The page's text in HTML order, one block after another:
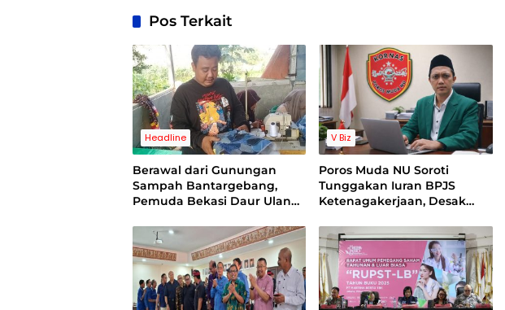
Pos Terkait
Headline
Berawal dari Gunungan
Sampah Bantargebang,
Pemuda Bekasi Daur Ulang
Puluhan Juta dan Tembus
Pasar Jepang Serta Inggris
V Biz
Poros Muda NU Soroti
Tunggakan Iuran BPJS
Ketenagakerjaan, Desak